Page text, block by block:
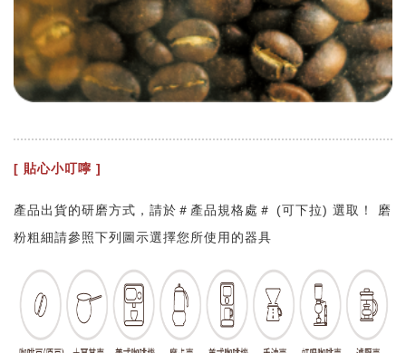
[ 貼心小叮嚀 ]
產品出貨的研磨方式，請於＃產品規格處＃ (可下拉) 選取！ 磨
粉粗細請參照下列圖示選擇您所使用的器具